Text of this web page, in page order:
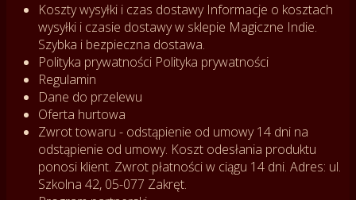
Koszty wysyłki i czas dostawy Informacje o kosztach
wysyłki i czasie dostawy w sklepie Magiczne Indie.
Szybka i bezpieczna dostawa.
Polityka prywatności Polityka prywatności
Regulamin
Dane do przelewu
Oferta hurtowa
Zwrot towaru - odstąpienie od umowy14 dni na
odstąpienie od umowy. Koszt odesłania produktu
ponosi klient. Zwrot płatności w ciągu 14 dni. Adres: ul.
Szkolna 42, 05-077 Zakręt.